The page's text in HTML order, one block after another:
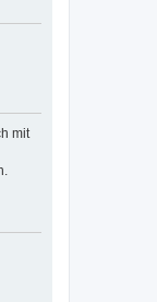
mit